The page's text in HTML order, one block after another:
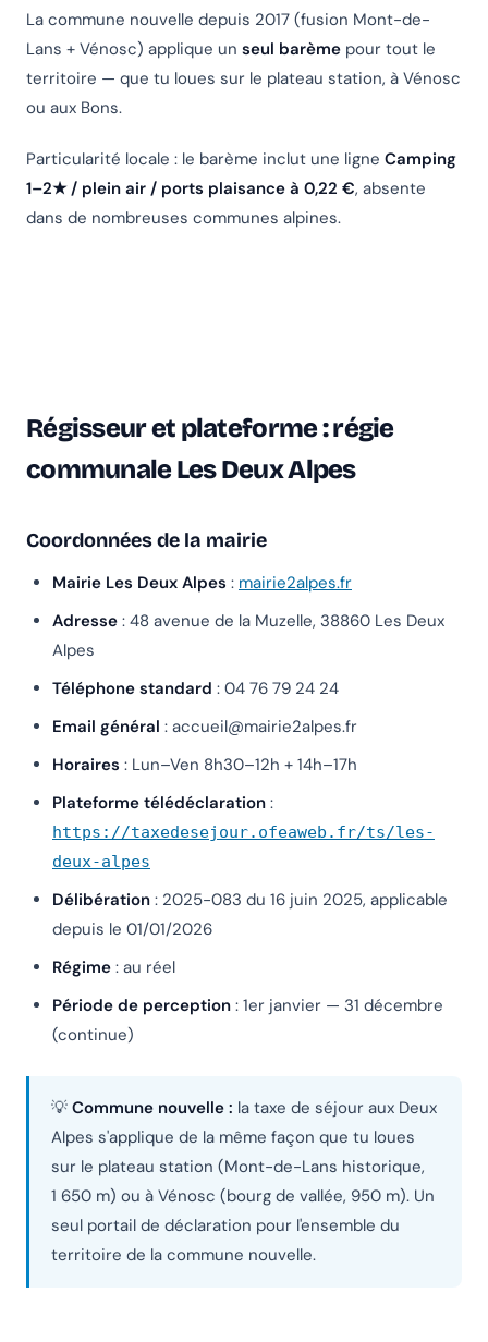
La commune nouvelle depuis 2017 (fusion Mont-de-
Lans + Vénosc) applique un seul barème pour tout le
territoire — que tu loues sur le plateau station, à Vénosc
ou aux Bons.
Particularité locale : le barème inclut une ligne Camping
1–2★ / plein air / ports plaisance à 0,22 €, absente
dans de nombreuses communes alpines.
Régisseur et plateforme : régie
communale Les Deux Alpes
Coordonnées de la mairie
Mairie Les Deux Alpes : mairie2alpes.fr
Adresse : 48 avenue de la Muzelle, 38860 Les Deux
Alpes
Téléphone standard : 04 76 79 24 24
Email général : accueil@mairie2alpes.fr
Horaires : Lun–Ven 8h30–12h + 14h–17h
Plateforme télédéclaration :
https://taxedesejour.ofeaweb.fr/ts/les-
deux-alpes
Délibération : 2025-083 du 16 juin 2025, applicable
depuis le 01/01/2026
Régime : au réel
Période de perception : 1er janvier — 31 décembre
(continue)
💡 Commune nouvelle : la taxe de séjour aux Deux
Alpes s'applique de la même façon que tu loues
sur le plateau station (Mont-de-Lans historique,
1 650 m) ou à Vénosc (bourg de vallée, 950 m). Un
seul portail de déclaration pour l'ensemble du
territoire de la commune nouvelle.